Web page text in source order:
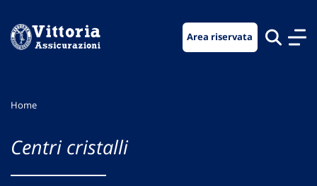
menu
contenuto
footer
Area riservata
Home
Centri cristalli